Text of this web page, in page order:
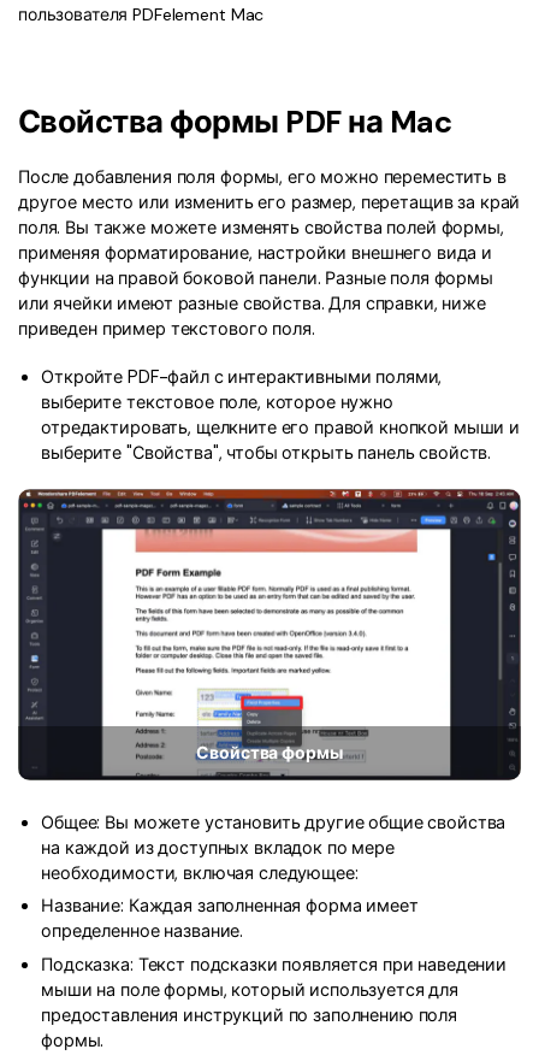
Читать PDF с ИИ
Больше Онлайн-Инструментов
Облако и SDK
PDFelement облако
PDFelement Pro DC
Новый PDFelement 12умнее, быстрее,
проще
От AI-функций до пакетных инструментов: новый
PDFelement делает работу с PDF еще удобнее.
Скачать бесплатно
Индивидуальные
Редактировать PDF
Организовать PDF
Обрезать PDF
Профессиональные
Подписать PDF
Подпись на основе сертификата
Пакетная обработка PDF
Скрыть фрагменты PDFНовый
PDF OCR
Извлечение данных из PDF
Защита PDF паролем
Поделиться PDF
Преподавание
Юриспруденция
Здравоохранение
Финансы
Объяснение PDF с ИИ
Чат с документами
Генератор изображений с ИИНовый
Все ИИ-Функции
PDFelement Cloud
Центр загрузки
Вопросы и ответы по продукту
Видеоуроки
Поддержка
Технические требования
Обратитесь в службу поддержки
Каналы
Канал на YouTube
Сообщество ВКонтакте
Канал Яндекс Дзен
Программы для работы с PDF
Функции MS Word
Статьи для Mac
Инструктивные статьи
Советы по работе с PDF на Mac
Сравнение программ для Mac
Онлайн-инструмент и приложения PDF
Онлайн-инструмент PDF
Советы для мобильных
Команда и Бизнес
Поиск
пользователя PDFelement Mac
Свойства формы PDF на Mac
После добавления поля формы, его можно переместить в
другое место или изменить его размер, перетащив за край
поля. Вы также можете изменять свойства полей формы,
применяя форматирование, настройки внешнего вида и
функции на правой боковой панели. Разные поля формы
или ячейки имеют разные свойства. Для справки, ниже
приведен пример текстового поля.
Откройте PDF-файл с интерактивными полями,
выберите текстовое поле, которое нужно
отредактировать, щелкните его правой кнопкой мыши и
выберите "Свойства", чтобы открыть панель свойств.
Свойства формы
Общее: Вы можете установить другие общие свойства
на каждой из доступных вкладок по мере
необходимости, включая следующее:
Название: Каждая заполненная форма имеет
определенное название.
Подсказка: Текст подсказки появляется при наведении
мыши на поле формы, который используется для
предоставления инструкций по заполнению поля
формы.